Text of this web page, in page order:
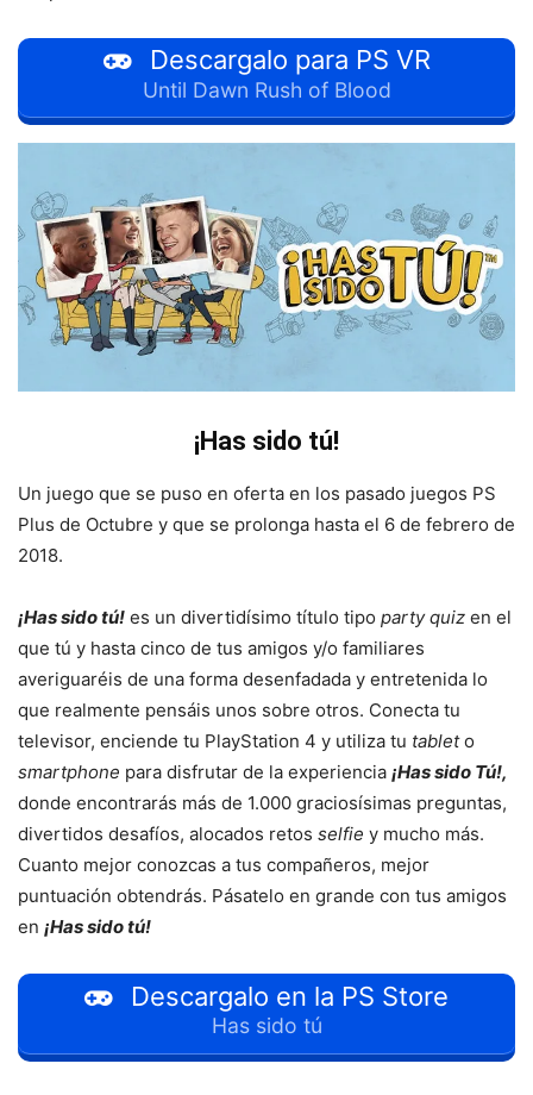
Descargalo para PS VR
Until Dawn Rush of Blood
¡Has sido tú!
Un juego que se puso en oferta en los pasado juegos PS
Plus de Octubre y que se prolonga hasta el 6 de febrero de
2018.
¡Has sido tú! es un divertidísimo título tipo party quiz en el
que tú y hasta cinco de tus amigos y/o familiares
averiguaréis de una forma desenfadada y entretenida lo
que realmente pensáis unos sobre otros. Conecta tu
televisor, enciende tu PlayStation 4 y utiliza tu tableto
smartphone para disfrutar de la experiencia ¡Has sido Tú!,
donde encontrarás más de 1.000 graciosísimas preguntas,
divertidos desafíos, alocados retos selfie y mucho más.
Cuanto mejor conozcas a tus compañeros, mejor
puntuación obtendrás. Pásatelo en grande con tus amigos
en ¡Has sido tú!
Descargalo en la PS Store
Has sido tú